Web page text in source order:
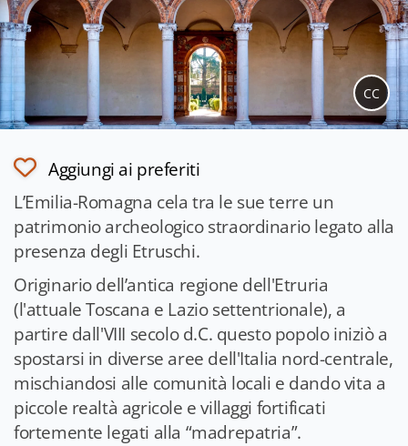
CC
Aggiungi ai preferiti
L’Emilia-Romagna cela tra le sue terre un
patrimonio archeologico straordinario legato alla
presenza degli Etruschi.
Originario dell’antica regione dell'Etruria
(l'attuale Toscana e Lazio settentrionale), a
partire dall'VIII secolo d.C. questo popolo iniziò a
spostarsi in diverse aree dell'Italia nord-centrale,
mischiandosi alle comunità locali e dando vita a
piccole realtà agricole e villaggi fortificati
fortemente legati alla “madrepatria”.